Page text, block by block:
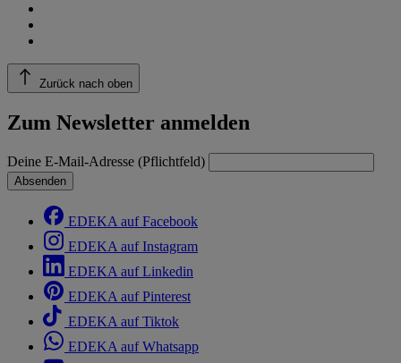
Zurück nach oben
Zum Newsletter anmelden
Deine E-Mail-Adresse (Pflichtfeld)
Absenden
EDEKA auf Facebook
EDEKA auf Instagram
EDEKA auf Linkedin
EDEKA auf Pinterest
EDEKA auf Tiktok
EDEKA auf Whatsapp